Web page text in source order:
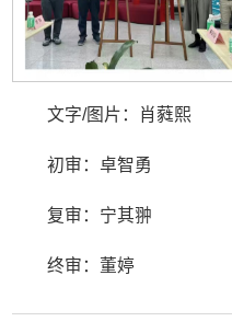
文字/图片：肖蕤熙
初审：卓智勇
复审：宁其翀
终审：董婷